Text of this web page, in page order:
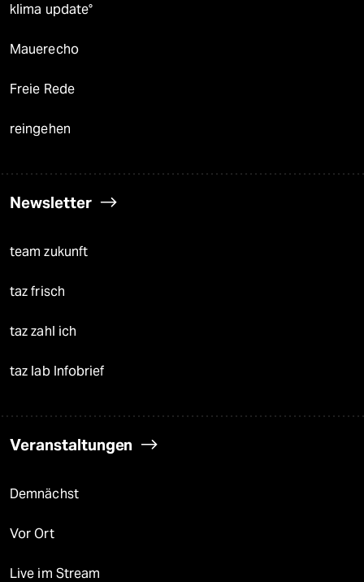
klima update°
Mauerecho
Freie Rede
reingehen
Newsletter
team zukunft
taz frisch
taz zahl ich
taz lab Infobrief
Veranstaltungen
Demnächst
Vor Ort
Live im Stream